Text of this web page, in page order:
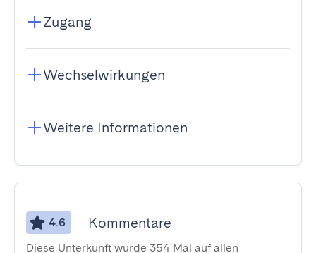
Zugang
Wechselwirkungen
Weitere Informationen
4.6 Kommentare
Diese Unterkunft wurde 354 Mal auf allen